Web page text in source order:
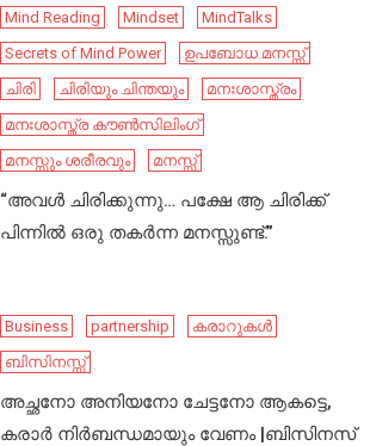
Mind Reading Mindset
MindTalks
Secrets of Mind Power
ഉപബോധ മനസ്സ്
ചിരി
ചിരിയും ചിന്തയും
മനഃശാസ്ത്രം
മനഃശാസ്ത്ര കൗൺസിലിംഗ്
മനസ്സും ശരീരവും
മനസ്സ്
“അവൾ ചിരിക്കുന്നു… പക്ഷേ ആ ചിരിക്ക്
പിന്നിൽ ഒരു തകർന്ന മനസ്സുണ്ട്.”
Business partnership
കരാറുകൾ
ബിസിനസ്സ്
അച്ഛനോ അനിയനോ ചേട്ടനോ ആകട്ടെ,
കരാർ നിർബന്ധമായും വേണം |ബിസിനസ്